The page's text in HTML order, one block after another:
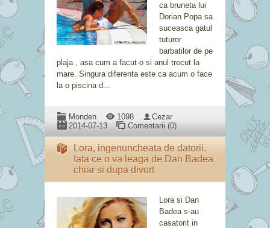
ca bruneta lui
Dorian Popa sa
suceasca gatul
tuturor
barbatilor de pe
plaja , asa cum a facut-o si anul trecut la
mare. Singura diferenta este ca acum o face
la o piscina d...
Monden 1098
Cezar
2014-07-13
Comentarii (0)
Lora, ingenuncheata de datorii.
Iata ce o va leaga de Dan Badea
chiar si dupa divort
Lora si Dan
Badea s-au
casatorit in